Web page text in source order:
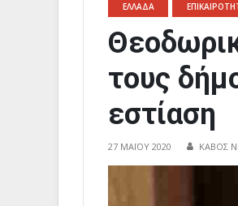
ΕΛΛΑΔΑ
τους
εστίαση
27 ΜΑΪ́ΟΥ 2020 ΚΑΒΟΣ